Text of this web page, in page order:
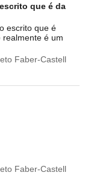
que é da
escrito que é
realmente é um
Faber-Castell
Faber-Castell